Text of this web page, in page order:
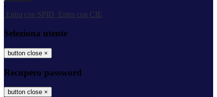
-
Entra con SPID
Entra con CIE
Seleziona utente
button close ×
Recupero password
button close ×